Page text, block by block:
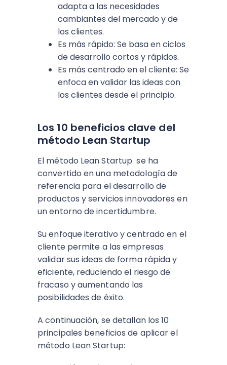
adapta a las necesidades
cambiantes del mercado y de
los clientes.
Es más rápido: Se basa en ciclos
de desarrollo cortos y rápidos.
Es más centrado en el cliente: Se
enfoca en validar las ideas con
los clientes desde el principio.
Los 10 beneficios clave del
método Lean Startup
El método Lean Startup se ha
convertido en una metodología de
referencia para el desarrollo de
productos y servicios innovadores en
un entorno de incertidumbre.
Su enfoque iterativo y centrado en el
cliente permite a las empresas
validar sus ideas de forma rápida y
eficiente, reduciendo el riesgo de
fracaso y aumentando las
posibilidades de éxito.
A continuación, se detallan los 10
principales beneficios de aplicar el
método Lean Startup: